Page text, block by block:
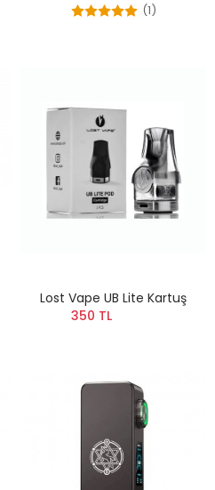
(1)
Lost Vape UB Lite Kartuş
350 TL